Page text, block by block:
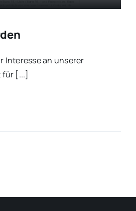
Interesse an unserer
für [...]